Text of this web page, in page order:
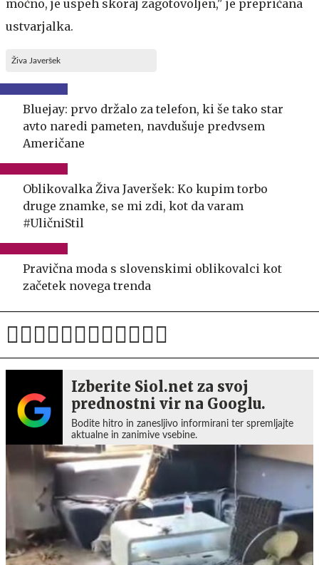
močno, je uspeh skoraj zagotovoljen," je prepričana
ustvarjalka.
Živa Javeršek
Bluejay: prvo držalo za telefon, ki še tako star
avto naredi pameten, navdušuje predvsem
Američane
Oblikovalka Živa Javeršek: Ko kupim torbo
druge znamke, se mi zdi, kot da varam
#UličniStil
Pravična moda s slovenskimi oblikovalci kot
začetek novega trenda
Izberite Siol.net za svoj
prednostni vir na Googlu.
Bodite hitro in zanesljivo informirani ter spremljajte
aktualne in zanimive vsebine.